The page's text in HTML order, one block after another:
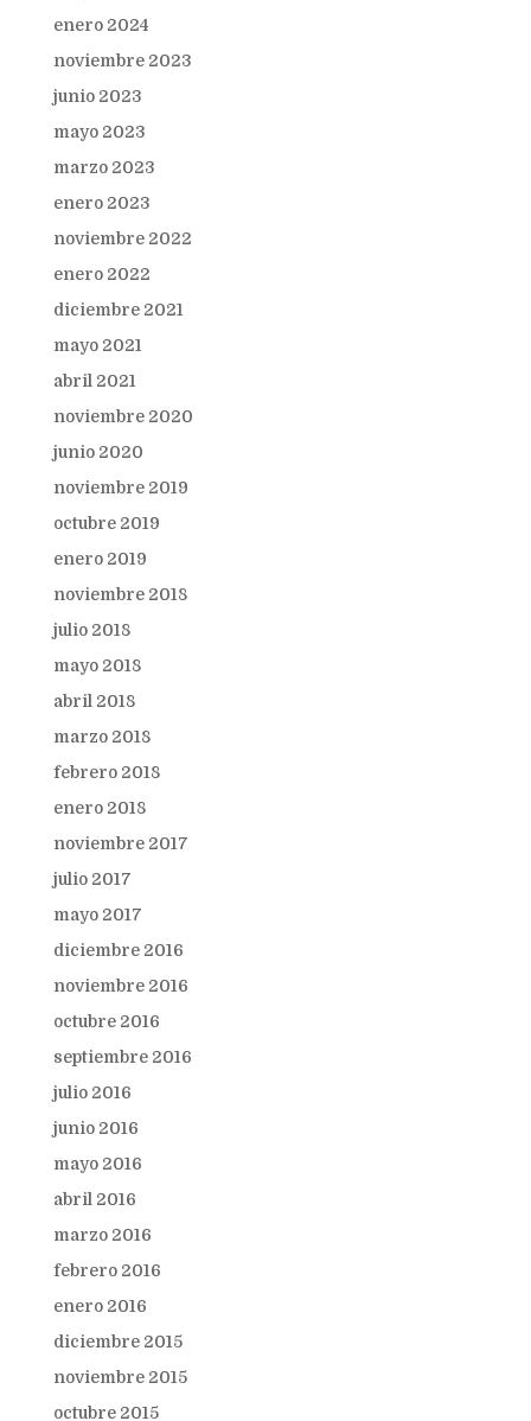
enero 2024
noviembre 2023
junio 2023
mayo 2023
marzo 2023
enero 2023
noviembre 2022
enero 2022
diciembre 2021
mayo 2021
abril 2021
noviembre 2020
junio 2020
noviembre 2019
octubre 2019
enero 2019
noviembre 2018
julio 2018
mayo 2018
abril 2018
marzo 2018
febrero 2018
enero 2018
noviembre 2017
julio 2017
mayo 2017
diciembre 2016
noviembre 2016
octubre 2016
septiembre 2016
julio 2016
junio 2016
mayo 2016
abril 2016
marzo 2016
febrero 2016
enero 2016
diciembre 2015
noviembre 2015
octubre 2015